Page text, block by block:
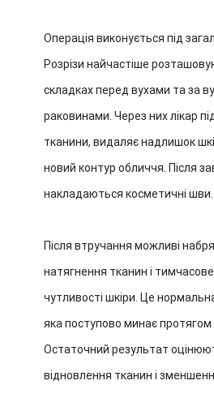
Операція виконується під
Розрізи найчастіше
складках перед вухами та за
раковинами. Через них лікар
тканини, видаляє надлишок
новий контур обличчя. Після
накладаються косметичні шви.
Після втручання можливі
натягнення тканин і
чутливості шкіри. Це
яка поступово минає протягом
Остаточний результат
відновлення тканин і